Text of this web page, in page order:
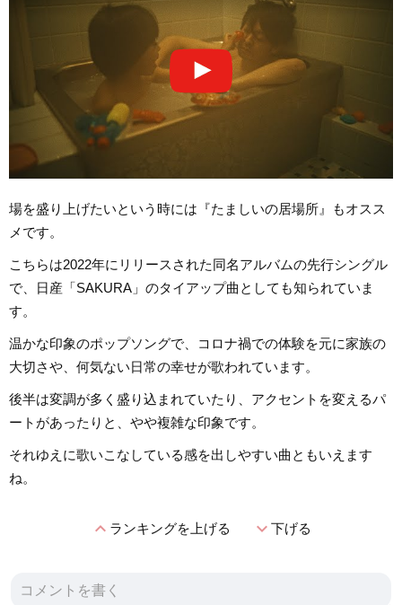
場を盛り上げたいという時には『たましいの居場所』もオスス
メです。
こちらは2022年にリリースされた同名アルバムの先行シングル
で、日産「SAKURA」のタイアップ曲としても知られていま
す。
温かな印象のポップソングで、コロナ禍での体験を元に家族の
大切さや、何気ない日常の幸せが歌われています。
後半は変調が多く盛り込まれていたり、アクセントを変えるパ
ートがあったりと、やや複雑な印象です。
それゆえに歌いこなしている感を出しやすい曲ともいえます
ね。
expand_lessランキングを上げる expand_more下げる